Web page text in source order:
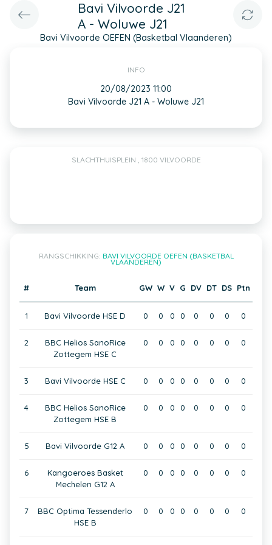
Bavi Vilvoorde J21
A - Woluwe J21
Bavi Vilvoorde OEFEN (Basketbal Vlaanderen)
INFO
20/08/2023 11:00
Bavi Vilvoorde J21 A - Woluwe J21
SLACHTHUISPLEIN , 1800 VILVOORDE
RANGSCHIKKING: BAVI VILVOORDE OEFEN (BASKETBAL
VLAANDEREN)
# Team GW W V G DV DT DS Ptn
1 Bavi Vilvoorde HSE D 0 0 0 0 0 0 0 0
2
BBC Helios SanoRice
Zottegem HSE C
0 0 0 0 0 0 0 0
3 Bavi Vilvoorde HSE C 0 0 0 0 0 0 0 0
4
BBC Helios SanoRice
Zottegem HSE B
0 0 0 0 0 0 0 0
5 Bavi Vilvoorde G12 A 0 0 0 0 0 0 0 0
6
Kangoeroes Basket
Mechelen G12 A
0 0 0 0 0 0 0 0
7
BBC Optima Tessenderlo
HSE B
0 0 0 0 0 0 0 0